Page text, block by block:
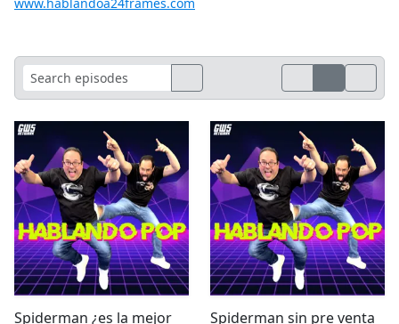
Spiderman ¿es la mejor
Spiderman sin pre venta